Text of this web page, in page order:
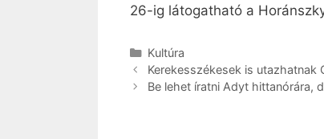
26-ig látogatható a
Kategória
Kultúra
Kerekesszékesek is utazhatnak
Be lehet íratni Adyt hittanórára,